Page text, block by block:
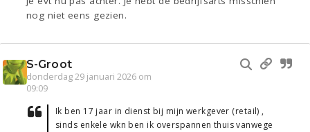
nog niet eens gezien.
S-Groot
donderdag 29 januari 2026 om
09:09
Ik ben 17 jaar in dienst bij mijn werkgever (retail) ,
sinds enkele wkn ben ik overspannen thuis vanwege